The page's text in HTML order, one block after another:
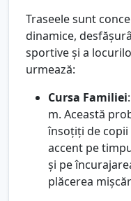
Traseele sunt
dinamice,
sportive și a
urmează:
Cursa Familiei
m. Această
însoțiți de copii
accent pe
și pe
plăcerea